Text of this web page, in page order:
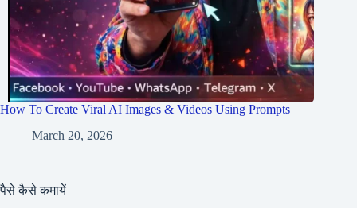
How To Create Viral AI Images & Videos Using Prompts
March 20, 2026
पैसे कैसे कमायें